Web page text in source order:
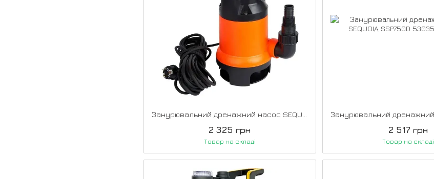
2 325 грн
Товар на складі
2 517 грн
Товар на складі